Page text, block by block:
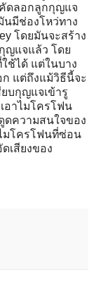
คัดลอกลูกกุญแจ
นมีช่องโหว่ทาง
โดยมันจะสร้าง
ญแจแล้ว โดย
ช้ได้ แต่ในบาง
แต่ถึงแม้วิธีนี้จะ
บกุญแจเข้ารู
อาไมโครโฟน
ดความสนใจของ
มโครโฟนที่ซ่อน
เสียงของ